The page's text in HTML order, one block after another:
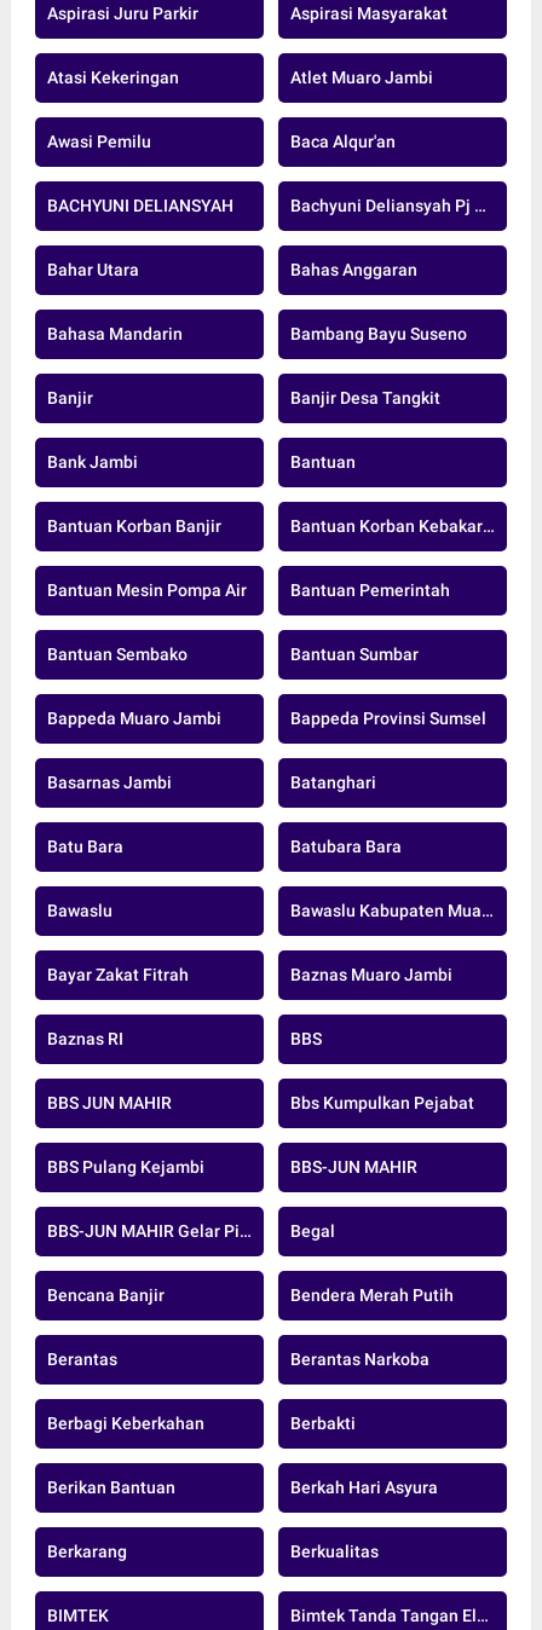
Aspirasi Juru Parkir Aspirasi Masyarakat
Atasi Kekeringan Atlet Muaro Jambi
Awasi Pemilu Baca Alqur'an
BACHYUNI DELIANSYAH Bachyuni Deliansyah Pj Bupati Muaro Jambi
Bahar Utara Bahas Anggaran
Bahasa Mandarin Bambang Bayu Suseno
Banjir Banjir Desa Tangkit
Bank Jambi Bantuan
Bantuan Korban Banjir Bantuan Korban Kebakaran
Bantuan Mesin Pompa Air Bantuan Pemerintah
Bantuan Sembako Bantuan Sumbar
Bappeda Muaro Jambi Bappeda Provinsi Sumsel
Basarnas Jambi Batanghari
Batu Bara Batubara Bara
Bawaslu Bawaslu Kabupaten Muaro Jambi
Bayar Zakat Fitrah Baznas Muaro Jambi
Baznas RI BBS
BBS JUN MAHIR Bbs Kumpulkan Pejabat
BBS Pulang Kejambi BBS-JUN MAHIR
BBS-JUN MAHIR Gelar Pidato Pertama Begal
Bencana Banjir Bendera Merah Putih
Berantas Berantas Narkoba
Berbagi Keberkahan Berbakti
Berikan Bantuan Berkah Hari Asyura
Berkarang Berkualitas
BIMTEK Bimtek Tanda Tangan Elektronik